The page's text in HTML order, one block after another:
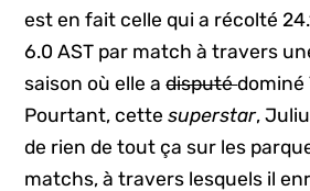
est en fait celle qui a récolté
6.0 AST par match à travers
saison où elle adisputédominé
Pourtant, cettesuperstar,
de rien de tout ça sur les
matchs, à travers lesquels il